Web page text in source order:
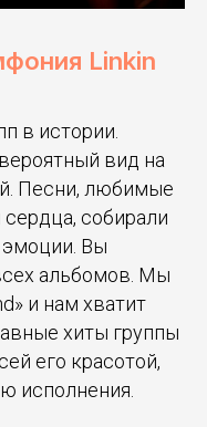
Linkin
в истории.
вид на
Песни, любимые
собирали
Вы
альбомов. Мы
и нам хватит
хиты группы
его красотой,
исполнения.